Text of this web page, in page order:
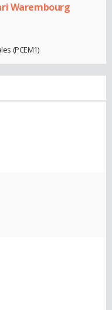
Warembourg
(PCEM1)